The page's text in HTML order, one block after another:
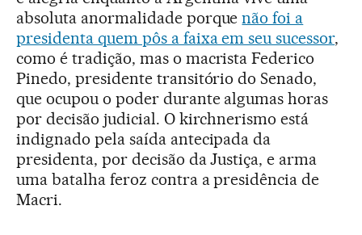
absoluta anormalidade porquenão foi a
presidenta quem pôs a faixa em seu sucessor,
como é tradição, mas o macrista Federico
Pinedo, presidente transitório do Senado,
que ocupou o poder durante algumas horas
por decisão judicial. O kirchnerismo está
indignado pela saída antecipada da
presidenta, por decisão da Justiça, e arma
uma batalha feroz contra a presidência de
Macri.